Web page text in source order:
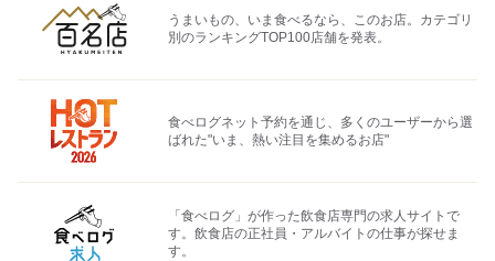
うまいもの、いま食べるなら、このお店。カテゴリ
別のランキングTOP100店舗を発表。
食べログネット予約を通じ、多くのユーザーから選
ばれた"いま、熱い注目を集めるお店"
「食べログ」が作った飲食店専門の求人サイトで
す。飲食店の正社員・アルバイトの仕事が探せま
す。